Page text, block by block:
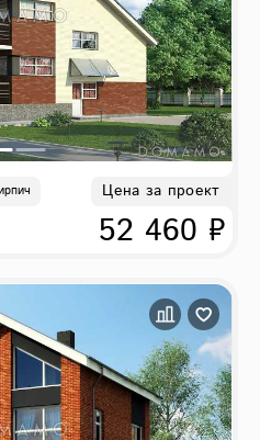
Цена за проект
52 460 ₽